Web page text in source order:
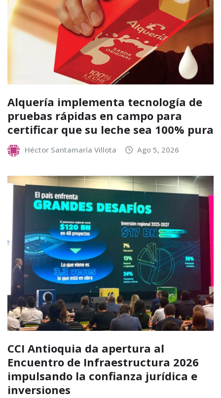
Alquería implementa tecnología de
pruebas rápidas en campo para
certificar que su leche sea 100% pura
Héctor Santamaría Villota Ago 5, 2026
CCI Antioquia da apertura al
Encuentro de Infraestructura 2026
impulsando la confianza jurídica e
inversiones